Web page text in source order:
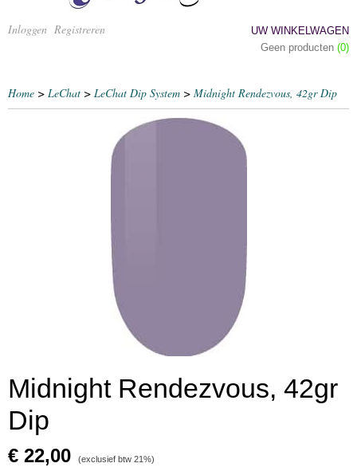
Inloggen Registreren
UW WINKELWAGEN
Geen producten (0)
Home > LeChat > LeChat Dip System > Midnight Rendezvous, 42gr Dip
Midnight Rendezvous, 42gr
Dip
€ 22,00 (exclusief btw 21%)